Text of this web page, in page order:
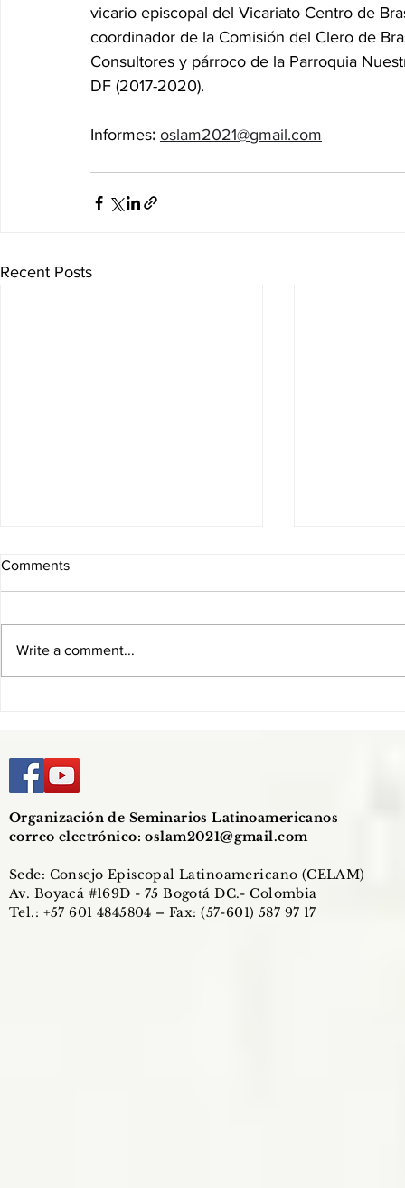
vicario episcopal del Vicariato Centro de
coordinador de la Comisión del Clero de
Consultores y párroco de la Parroquia
DF (2017-2020).
Informes: oslam2021@gmail.com
Recent Posts
Comments
Write a comment...
Organización de Seminarios Latinoamericanos
correo electrónico:oslam2021@gmail.com
Sede: Consejo Episcopal Latinoamericano (CELAM)
Av. Boyacá #169D - 75 Bogotá DC.- Colombia
Tel.: +57 601 4845804 – Fax: (57-601) 587 97 17